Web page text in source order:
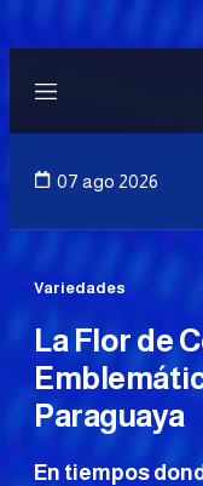
Menú
07 ago 2026
Variedades
La Flor de
Paraguaya
En tiempos